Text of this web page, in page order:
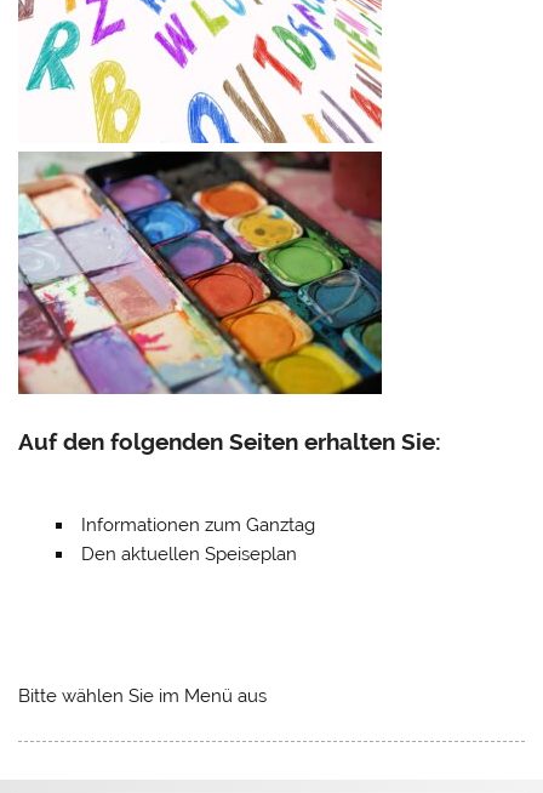
Auf den folgenden Seiten erhalten Sie:
Informationen zum Ganztag
Den aktuellen Speiseplan
Bitte wählen Sie im Menü aus